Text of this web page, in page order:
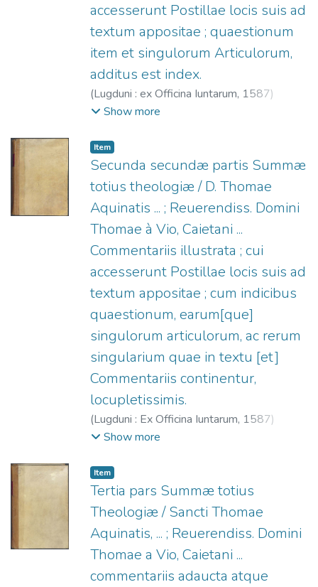
accesserunt Postillae locis suis ad
textum appositae ; quaestionum
item et singulorum Articulorum,
additus est index.
(Lugduni : ex Officina Iuntarum, 1587)
Tomás de Aquino, Santo, 1225?-1274.
Giunta, fl. 1566-1597.
Show more
Item
Secunda secundæ partis Summæ
totius theologiæ / D. Thomae
Aquinatis ... ; Reuerendiss. Domini
Thomae à Vio, Caietani ...
Commentariis illustrata ; cui
accesserunt Postillae locis suis ad
textum appositae ; cum indicibus
quaestionum, earum[que]
singulorum articulorum, ac rerum
singularium quae in textu [et]
Commentariis continentur,
locupletissimis.
(Lugduni : Ex Officina Iuntarum, 1587)
Tomás de Aquino, Santo, 1225?-1274.
Giunta, fl. 1566-1597.
Show more
Item
Tertia pars Summæ totius
Theologiæ / Sancti Thomae
Aquinatis, ... ; Reuerendiss. Domini
Thomae a Vio, Caietani ...
commentariis adaucta atque